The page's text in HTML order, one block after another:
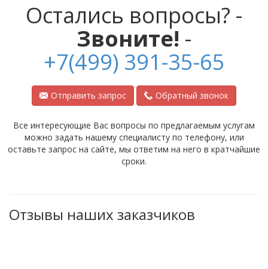
Остались вопросы? -
Звоните! -
+7(499) 391-35-65
Отправить запрос Обратный звонок
Все интересующие Вас вопросы по предлагаемым услугам
можно задать нашему специалисту по телефону, или
оставьте запрос на сайте, мы ответим на него в кратчайшие
сроки.
Отзывы наших заказчиков